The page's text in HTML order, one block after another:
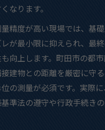
築測量基準を守ることの重
田市構造設計で活かす建築
築測量が安全設計に直結す
政が定める建築測量基準を
築測量基準の徹底がリスク
続き効率化に役立つ測量知
なります。
精度が高い現場では、基
が最小限に抑えられ、最
向上します。町田市の都
建物との距離を厳密に守
の測量が必須です。実際
準法の遵守や行政手続き